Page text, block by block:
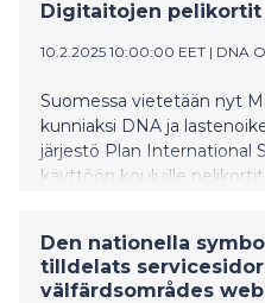
Digitaitojen pelikortit
10.2.2025 10:00:00 EET | DNA
Suomessa vietetään nyt
kunniaksi DNA ja
järjestö Plan International
käyttöön kouluille
Den nationella
tilldelats
välfärdsområdes